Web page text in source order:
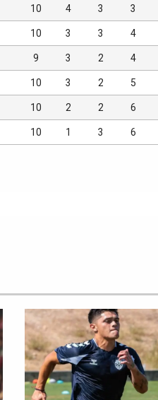
10 4 3 3
10 3 3 4
9 3 2 4
10 3 2 5
10 2 2 6
10 1 3 6